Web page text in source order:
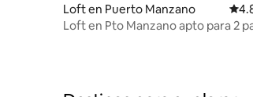
Loft en Puerto Manzano
Loft en Pto Manzano apto para 2